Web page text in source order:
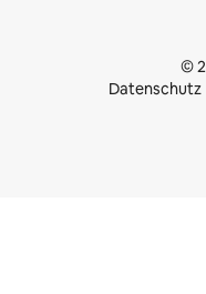
©
Datenschutz